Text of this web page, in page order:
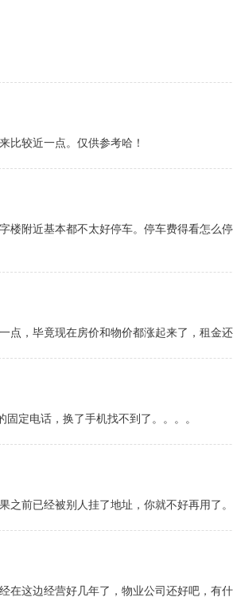
比较近一点。仅供参考哈！
楼附近基本都不太好停车。停车费得看怎么
，毕竟现在房价和物价都涨起来了，租金还
定电话，换了手机找不到了。。。。
之前已经被别人挂了地址，你就不好再用了。
这边经营好几年了，物业公司还好吧，有